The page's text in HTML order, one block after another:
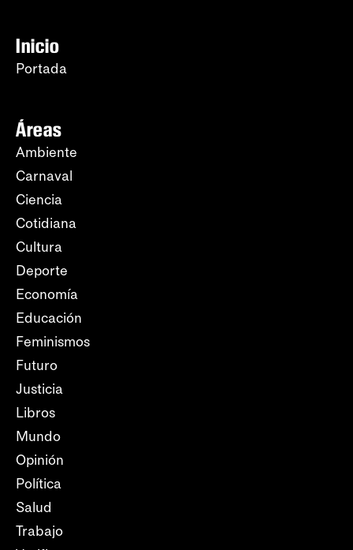
Inicio
Portada
Áreas
Ambiente
Carnaval
Ciencia
Cotidiana
Cultura
Deporte
Economía
Educación
Feminismos
Futuro
Justicia
Libros
Mundo
Opinión
Política
Salud
Trabajo